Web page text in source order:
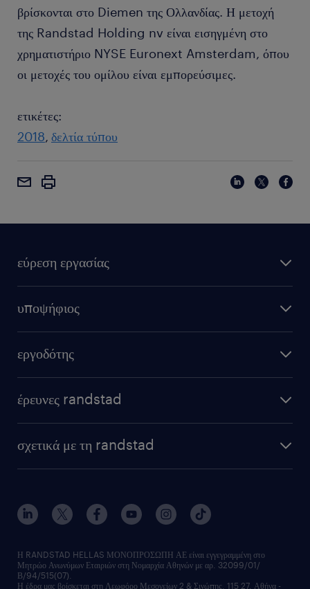
βρίσκονται στο Diemen της Ολλανδίας. Η μετοχή
της Randstad Holding nv είναι εισηγμένη στο
χρηματιστήριο NYSE Euronext Amsterdam, όπου
οι μετοχές του ομίλου είναι εμπορεύσιμες.
ετικέτες:
2018 δελτία τύπου
εύρεση εργασίας
υποψήφιος
εργοδότης
έρευνες randstad
σχετικά με τη randstad
Η RANDSTAD HELLAS ΜΟΝΟΠΡΟΣΩΠΗ ΑΕ είναι εγγεγραμμένη στο
Μητρώο Ανωνύμων Εταιριών στη Νομαρχία Αθηνών με αρ. 32099/01/
Β/94/515(07).
Η έδρα μας βρίσκεται στη Λεωφόρο Μεσογείων 2 & Σινώπης, 115 27, Αθήνα -